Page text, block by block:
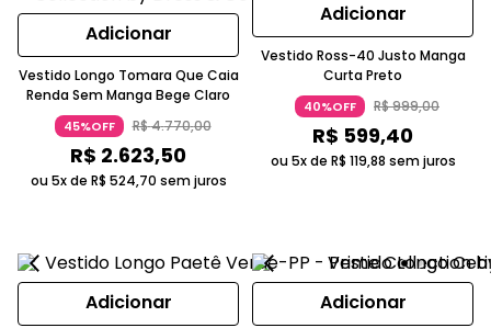
Adicionar
Vestido Longo Tomara Que Caia
Renda Sem Manga Bege Claro
45%OFF R$4.770,00
R$ 2.623,50
ou 5x de R$ 524,70 sem juros
Adicionar
Vestido Ross-40 Justo Manga
Curta Preto
40%OFF R$999,00
R$ 599,40
ou 5x de R$ 119,88 sem juros
Adicionar Adicionar